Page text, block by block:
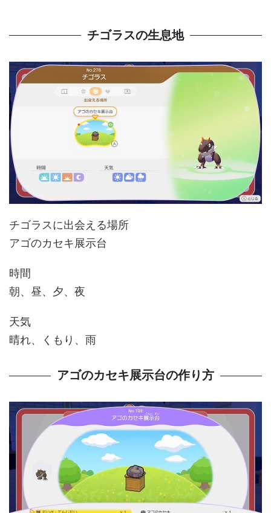
チゴラスの生息地
チゴラスに出会える場所
アゴのカセキ展示台
時間
朝、昼、夕、夜
天気
晴れ、くもり、雨
アゴのカセキ展示台の作り方